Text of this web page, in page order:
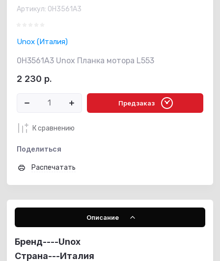
Артикул: 0H3561A3
Unox (Италия)
0H3561A3 Unox Планка мотора L553
2 230 р.
Предзаказ
К сравнению
Поделиться
Распечатать
Описание
Бренд----Unox
Страна---Италия